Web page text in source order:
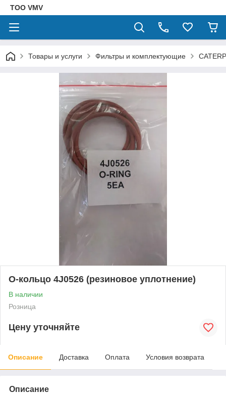
ТОО VMV
Товары и услуги Фильтры и комплектующие
О-кольцо 4J0526 (резиновое уплотнение)
В наличии
Розница
Цену уточняйте
Описание Доставка Оплата Условия возврата
Описание